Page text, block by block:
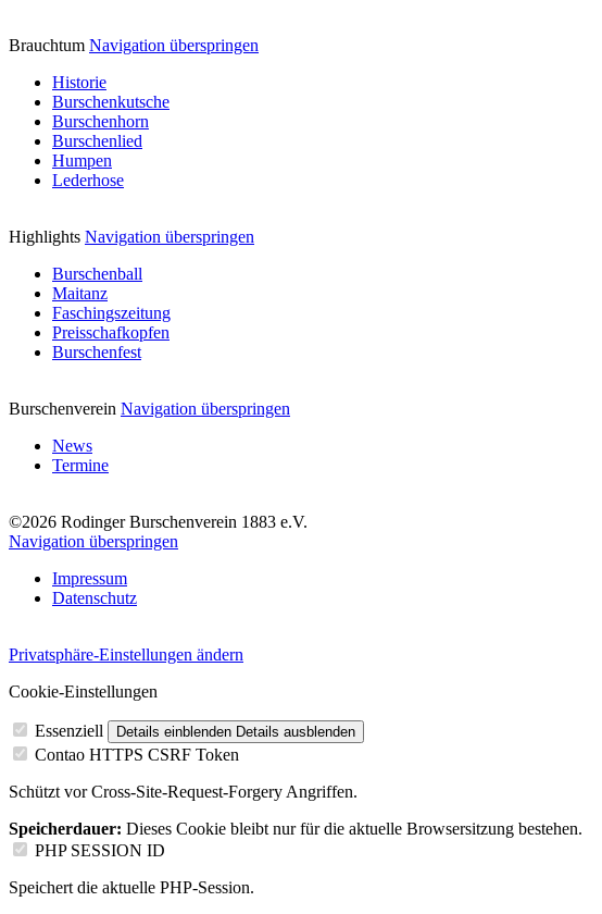
Brauchtum Navigation überspringen
Historie
Burschenkutsche
Burschenhorn
Burschenlied
Humpen
Lederhose
Highlights Navigation überspringen
Burschenball
Maitanz
Faschingszeitung
Preisschafkopfen
Burschenfest
Burschenverein Navigation überspringen
News
Termine
©2026 Rodinger Burschenverein 1883 e.V.
Navigation überspringen
Impressum
Datenschutz
Privatsphäre-Einstellungen ändern
Cookie-Einstellungen
Essenziell Details einblenden Details ausblenden
Contao HTTPS CSRF Token
Schützt vor Cross-Site-Request-Forgery Angriffen.
Speicherdauer: Dieses Cookie bleibt nur für die aktuelle Browsersitzung bestehen.
PHP SESSION ID
Speichert die aktuelle PHP-Session.